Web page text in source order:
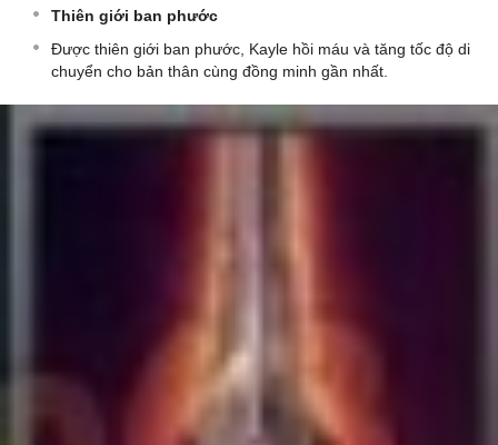
Thiên giới ban phước
Được thiên giới ban phước, Kayle hồi máu và tăng tốc độ di
chuyển cho bản thân cùng đồng minh gần nhất.